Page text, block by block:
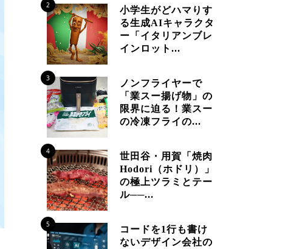
2
小学生がどハマりす
る生成AIキャラクタ
ー「イタリアンブレ
インロット...
3
ノンフライヤーで
「業スー揚げ物」の
限界に迫る！業スー
の冷凍フライの...
4
世田谷・用賀「焼肉
Hodori（ホドリ）」
の極上ツラミとテー
ル──...
5
コードを1行も書け
ないデザイン会社の